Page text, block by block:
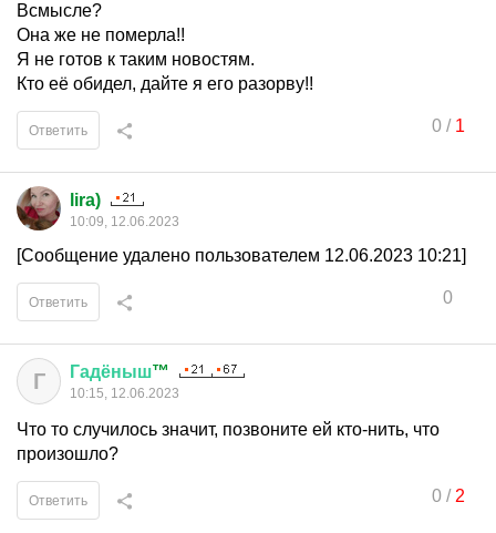
Всмысле?
Она же не померла!!
Я не готов к таким новостям.
Кто её обидел, дайте я его разорву!!
0/ 1
Ответить
lira)
10:09, 12.06.2023
[Сообщение удалено пользователем 12.06.2023 10:21]
0
Ответить
Г Гадёныш™
10:15, 12.06.2023
Что то случилось значит, позвоните ей кто-нить, что
произошло?
0/ 2
Ответить